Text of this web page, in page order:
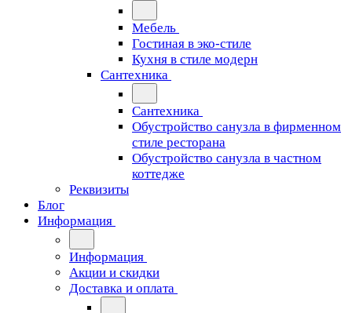
Мебель
Гостиная в эко-стиле
Кухня в стиле модерн
Сантехника
Сантехника
Обустройство санузла в фирменном
стиле ресторана
Обустройство санузла в частном
коттедже
Реквизиты
Блог
Информация
Информация
Акции и скидки
Доставка и оплата